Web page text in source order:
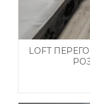
LOFT